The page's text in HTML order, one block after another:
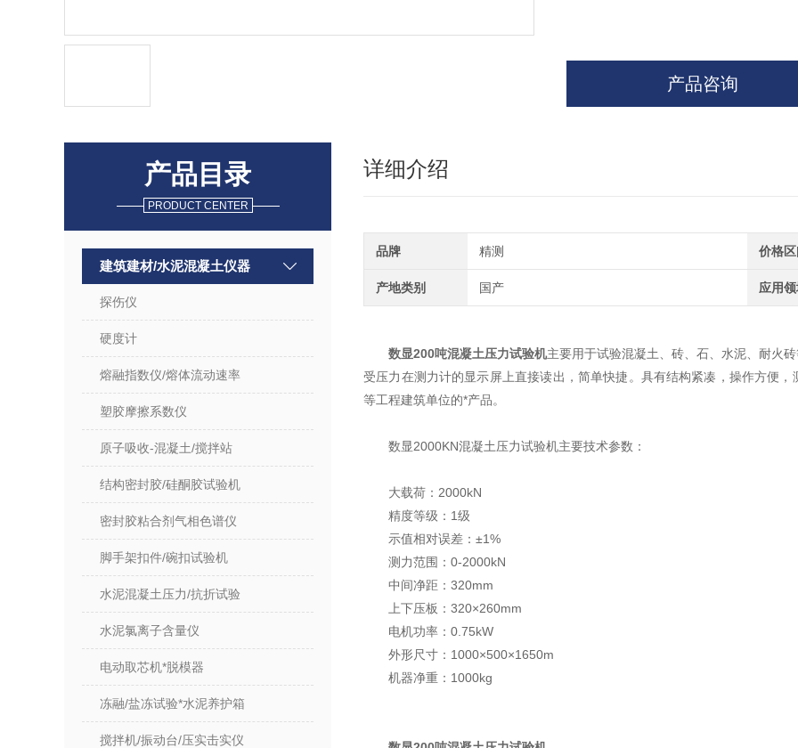
产品咨询
产品目录
PRODUCT CENTER
建筑建材/水泥混凝土仪器
探伤仪
硬度计
熔融指数仪/熔体流动速率
塑胶摩擦系数仪
原子吸收-混凝土/搅拌站
结构密封胶/硅酮胶试验机
密封胶粘合剂气相色谱仪
脚手架扣件/碗扣试验机
水泥混凝土压力/抗折试验
水泥氯离子含量仪
电动取芯机*脱模器
冻融/盐冻试验*水泥养护箱
搅拌机/振动台/压实击实仪
详细介绍
品牌 精测 价格
产地类别 国产 应用
数显200吨混凝土压力试验机主要用于试验混凝土、砖、石、水泥、耐火
受压力在测力计的显示屏上直接读出，简单快捷。具有结构紧凑，操作方便
等工程建筑单位的*产品。
数显2000KN混凝土压力试验机主要技术参数：
大载荷：2000kN
精度等级：1级
示值相对误差：±1%
测力范围：0-2000kN
中间净距：320mm
上下压板：320×260mm
电机功率：0.75kW
外形尺寸：1000×500×1650m
机器净重：1000kg